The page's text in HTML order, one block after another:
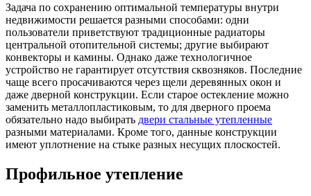
Задача по сохранению оптимальной температуры внутри
недвижимости решается разными способами: одни
пользователи приветствуют традиционные радиаторы
центральной отопительной системы; другие выбирают
конвекторы и камины. Однако даже технологичное
устройство не гарантирует отсутствия сквозняков. Последние
чаще всего просачиваются через щели деревянных окон и
даже дверной конструкции. Если старое остекление можно
заменить металлопластиковым, то для дверного проема
обязательно надо выбирать двери стальные утепленные
разными материалами. Кроме того, данные конструкции
имеют уплотнение на стыке разных несущих плоскостей.
Профильное утепление